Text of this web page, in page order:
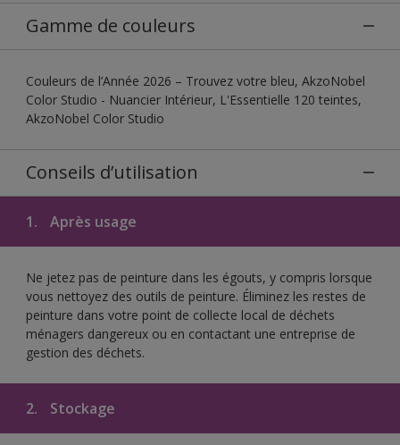
Gamme de couleurs
Couleurs de l’Année 2026 – Trouvez votre bleu, AkzoNobel
Color Studio - Nuancier Intérieur, L'Essentielle 120 teintes,
AkzoNobel Color Studio
Conseils d’utilisation
1. Après usage
Ne jetez pas de peinture dans les égouts, y compris lorsque
vous nettoyez des outils de peinture. Éliminez les restes de
peinture dans votre point de collecte local de déchets
ménagers dangereux ou en contactant une entreprise de
gestion des déchets.
2. Stockage